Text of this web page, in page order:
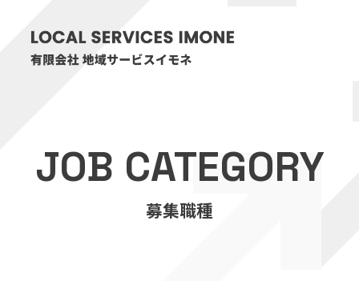
医療・介護事業
訪問看護リハビリステーション癒々
JOB CATEGORY
募集職種